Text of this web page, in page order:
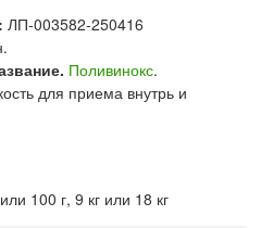
ЛП-003582-250416
Поливинокс.
для приема внутрь и
100 г, 9 кг или 18 кг